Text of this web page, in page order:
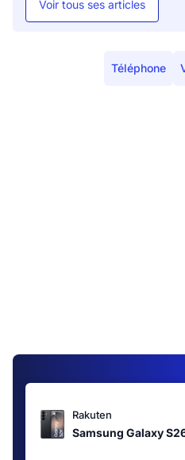
Voir tous ses articles
Téléphone
Rakuten
Samsung Galaxy